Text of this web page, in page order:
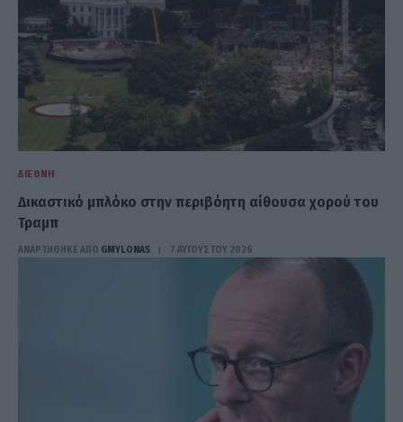
ΔΙΕΘΝΉ
Δικαστικό μπλόκο στην περιβόητη αίθουσα χορού του
Τραμπ
ΑΝΑΡΤΗΘΗΚΕ ΑΠΟ GMYLONAS 7 ΑΥΓΟΎΣΤΟΥ 2026